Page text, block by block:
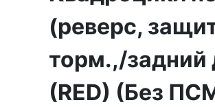
(реверс,
торм.,/задний
(RED) (Без